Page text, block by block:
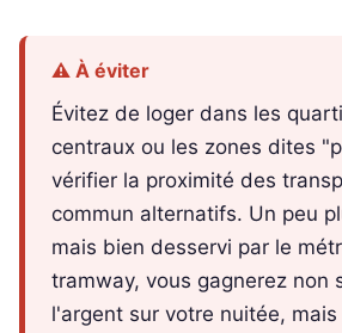
⚠️ À éviter
Évitez de loger dans les
centraux ou les zones dites
vérifier la proximité des
commun alternatifs. Un peu
mais bien desservi par le
tramway, vous gagnerez non
l'argent sur votre nuitée, mais